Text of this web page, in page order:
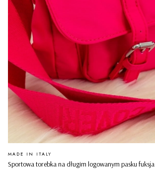
Sportowa torebka na długim logowanym pasku fuksja
PRODUCENT
MADE IN ITALY